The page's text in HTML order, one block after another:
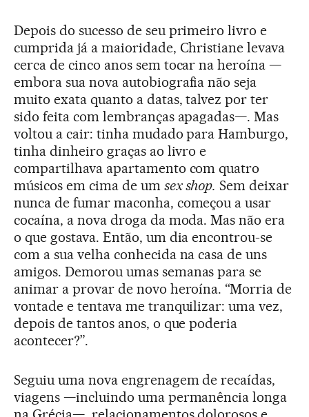
Depois do sucesso de seu primeiro livro e
cumprida já a maioridade, Christiane levava
cerca de cinco anos sem tocar na heroína —
embora sua nova autobiografia não seja
muito exata quanto a datas, talvez por ter
sido feita com lembranças apagadas—. Mas
voltou a cair: tinha mudado para Hamburgo,
tinha dinheiro graças ao livro e
compartilhava apartamento com quatro
músicos em cima de um sex shop. Sem deixar
nunca de fumar maconha, começou a usar
cocaína, a nova droga da moda. Mas não era
o que gostava. Então, um dia encontrou-se
com a sua velha conhecida na casa de uns
amigos. Demorou umas semanas para se
animar a provar de novo heroína. “Morria de
vontade e tentava me tranquilizar: uma vez,
depois de tantos anos, o que poderia
acontecer?”.
Seguiu uma nova engrenagem de recaídas,
viagens —incluindo uma permanência longa